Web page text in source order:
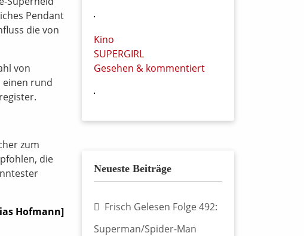
Pendant
die von
von
einen rund
zum
die
Hofmann]
Kino
SUPERGIRL
Gesehen & kommentiert
Neueste Beiträge
Frisch Gelesen Folge 492:
Superman/Spider-Man